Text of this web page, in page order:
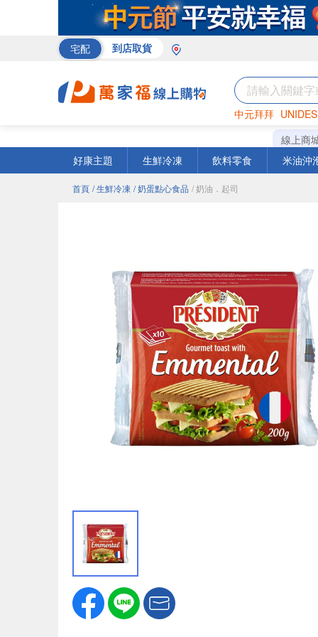
宅配 到店取貨
中元拜拜
罐頭 咖啡
線上商
好康主題
生鮮冷凍 飲料零食 米油沖
首頁 / 生鮮冷凍 / 奶蛋點心食品 / 奶油．起司